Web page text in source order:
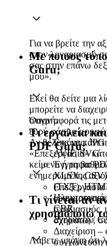
Για να βρείτε την
στον λογαριασμό
σας στην επάνω
μου».
Εκεί θα δείτε μια
μπορείτε να
στιγμή.
Αν θέλετε να
«Επεξεργασία»
κείμενο ή τη
ενημερωμένης
Με ποιους
Guru;
Όσον αφορά τις
ευρύ φάσμα
Εικόνες:
AVIF, SVG
Έγγραφα:
XLSX,
(TXT),
CBR
Σχεδίαση /
Λάβετε υπόψη ότι
Τι εργαλεία
PDF Guru;
σχολιασμός,
σχημάτων,
Διαχείριση
συγχώνευση
Τι γίνεται αν
χρησιμοποιώ